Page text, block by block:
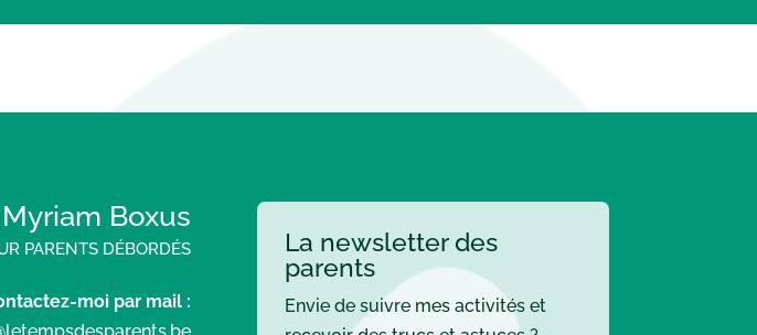
Myriam Boxus
PARENTS DÉBORDÉS
moi par mail :
La newsletter des
parents
Envie de suivre mes activités et